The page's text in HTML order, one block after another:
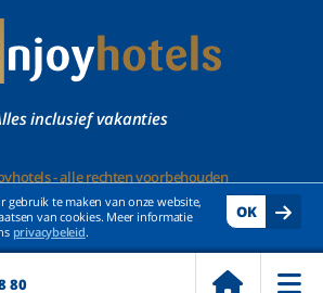
80
gebruik te maken van onze website,
van cookies. Meer informatie
privacybeleid.
OK
inclusief vakanties
- alle rechten voorbehouden